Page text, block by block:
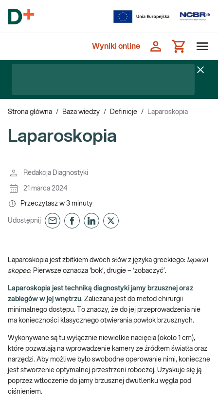
Wyniki online
Strona główna / Baza wiedzy / Definicje / Laparoskopia
Laparoskopia
Redakcja Diagnostyki
21 marca 2024
Przeczytasz w 3 minuty
Udostępnij
Laparoskopia jest zbitkiem dwóch słów z języka greckiego: laparai
skopeo. Pierwsze oznacza ‘bok’, drugie – ‘zobaczyć’.
Laparoskopia jest techniką diagnostyki jamy brzusznej oraz
zabiegów w jej wnętrzu. Zaliczana jest do metod chirurgii
minimalnego dostępu. To znaczy, że do jej przeprowadzenia nie
ma konieczności klasycznego otwierania powłok brzusznych.
Wykonywane są tu wyłącznie niewielkie nacięcia (około 1 cm),
które pozwalają na wprowadzenie kamery ze źródłem światła oraz
narzędzi. Aby możliwe było swobodne operowanie nimi, konieczne
jest stworzenie optymalnej przestrzeni roboczej. Uzyskuje się ją
poprzez wtłoczenie do jamy brzusznej dwutlenku węgla pod
ciśnieniem.